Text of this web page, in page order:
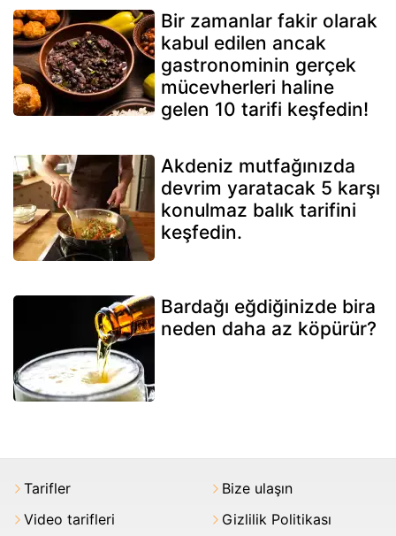
Bir zamanlar fakir olarak
kabul edilen ancak
gastronominin gerçek
mücevherleri haline
gelen 10 tarifi keşfedin!
Akdeniz mutfağınızda
devrim yaratacak 5 karşı
konulmaz balık tarifini
keşfedin.
Bardağı eğdiğinizde bira
neden daha az köpürür?
Tarifler
Video tarifleri
Bize ulaşın
Gizlilik Politikası